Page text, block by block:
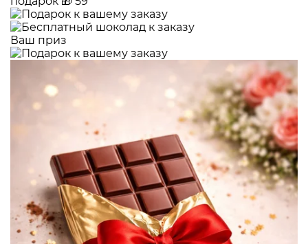
Ваш приз